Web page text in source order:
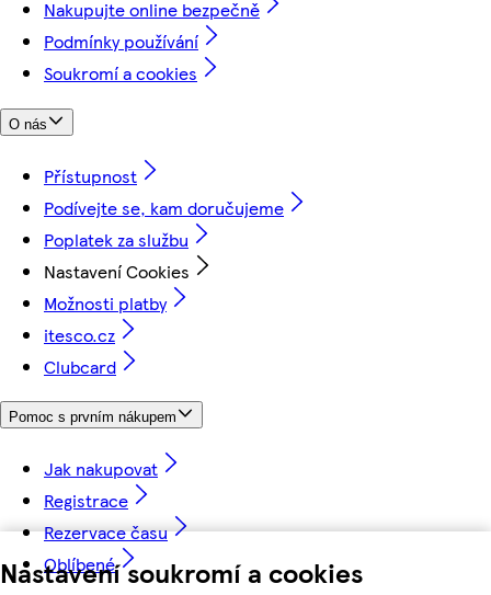
Nastavení soukromí a cookies
Nakupujte online bezpečně
Podmínky používání
Soukromí a cookies
O nás
Přístupnost
Podívejte se, kam doručujeme
Poplatek za službu
Nastavení Cookies
Možnosti platby
itesco.cz
Clubcard
Pomoc s prvním nákupem
Jak nakupovat
Registrace
Rezervace času
Oblíbené